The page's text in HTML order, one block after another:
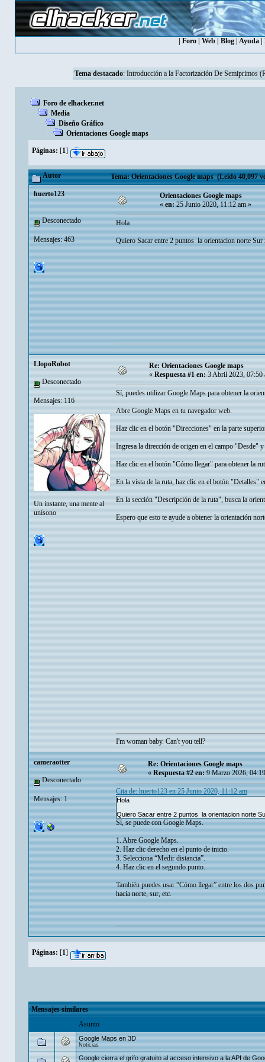
Foro| Web| Blog| Ayuda|
Tema destacado: Introducción a la Factorización De Semiprimos
Foro de elhacker.net
Media
Diseño Gráfico
Orientaciones Google maps
Páginas: [1]
Autor Tema: Orientaciones Google maps (Leído 40,097
huerto123
Desconectado
Mensajes: 463
Orientaciones Google maps
«en:25 Junio 2020, 11:12 am »
Hola
Quiero Sacar entre 2 puntos la orientacion norte
LlopoRobot
Desconectado
Mensajes: 116
Un instante, una mente al
unísono
Re: Orientaciones Google maps
« Respuesta #1 en: 3 Abril 2023, 07:50
Sí, puedes utilizar Google Maps para obtener la
Abre Google Maps en tu navegador web.
Haz clic en el botón "Direcciones" en la parte
Ingresa la dirección de origen en el campo "Desde"
Haz clic en el botón "Cómo llegar" para obtener la
En la vista de la ruta, haz clic en el botón "Detalles"
En la sección "Descripción de la ruta", busca la
Espero que esto te ayude a obtener la orientación
I'm woman baby. Can't you tell?
cameraotter
Desconectado
Mensajes: 1
Re: Orientaciones Google maps
«Respuesta #2 en:9 Marzo 2026,
Cita de: huerto123 en 25 Junio 2020, 11:12 am
Hola
Quiero Sacar entre 2 puntos la orientacion norte
Sí, se puede con Google Maps.
1. Abre Google Maps.
2. Haz clic derecho en el punto de inicio.
3. Selecciona “Medir distancia”.
4. Haz clic en el segundo punto.
También puedes usar “Cómo llegar” entre los dos
hacia norte, sur, etc.
Páginas: [1]
Mensajes similares
Asunto
Google Maps en 3D
Noticias
Google cierra el grifo gratuito al acceso intensivo a la API de